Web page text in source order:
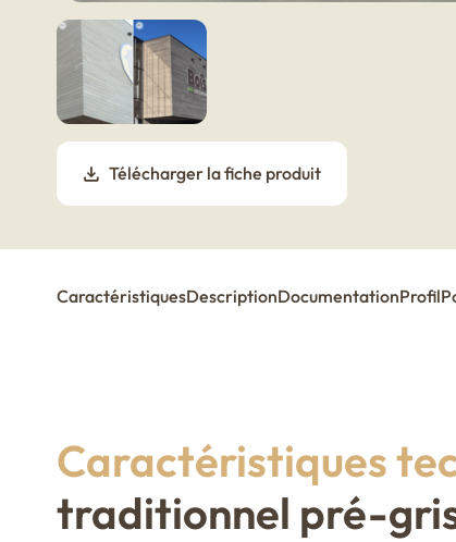
Télécharger la fiche produit
CaractéristiquesDescriptionDocumentationProfil
Caractéristiques
traditionnel pré-